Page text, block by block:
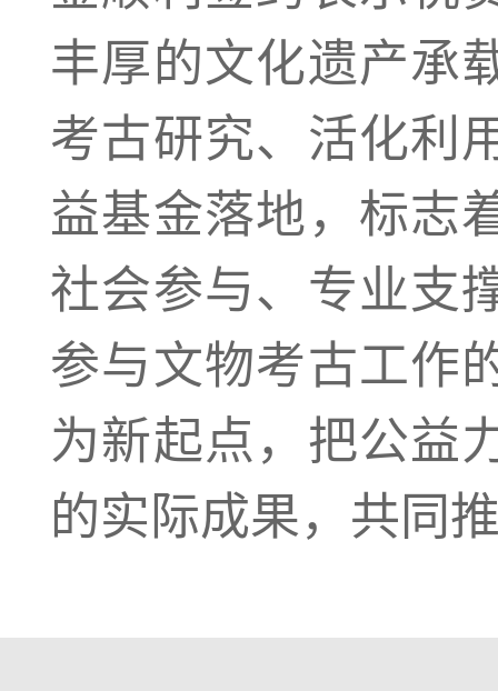
丰厚的文化遗产承
考古研究、活化利
益基金落地，标志
社会参与、专业支
参与文物考古工作
为新起点，把公益
的实际成果，共同